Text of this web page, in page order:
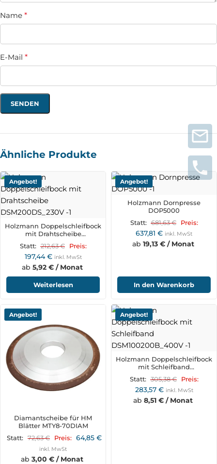
Name *
E-Mail *
Ähnliche Produkte
Angebot!
Holzmann Doppelschleifbock
mit Drahtscheibe
Statt: 212,63€ Preis:
197,44€ inkl. MwSt
ab 5,92 € / Monat
Weiterlesen
Angebot!
Holzmann Dornpresse
DOP5000
Statt: 681,63€ Preis:
637,81 € inkl. MwSt
ab 19,13 € / Monat
In den Warenkorb
Angebot!
Diamantscheibe für HM
Blätter MTY8-70DIAM
Statt: 72,63€ Preis: 64,85 €
inkl. MwSt
ab 3,00 € / Monat
Angebot!
Holzmann Doppelschleifbock
mit Schleifband
Statt: 305,38€ Preis:
283,57 € inkl. MwSt
ab 8,51 € / Monat